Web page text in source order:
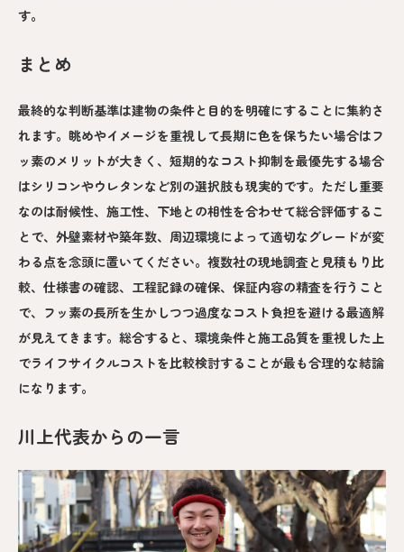
す。
まとめ
最終的な判断基準は建物の条件と目的を明確にすることに集約さ
れます。眺めやイメージを重視して長期に色を保ちたい場合はフ
ッ素のメリットが大きく、短期的なコスト抑制を最優先する場合
はシリコンやウレタンなど別の選択肢も現実的です。ただし重要
なのは耐候性、施工性、下地との相性を合わせて総合評価するこ
とで、外壁素材や築年数、周辺環境によって適切なグレードが変
わる点を念頭に置いてください。複数社の現地調査と見積もり比
較、仕様書の確認、工程記録の確保、保証内容の精査を行うこと
で、フッ素の長所を生かしつつ過度なコスト負担を避ける最適解
が見えてきます。総合すると、環境条件と施工品質を重視した上
でライフサイクルコストを比較検討することが最も合理的な結論
になります。
川上代表からの一言